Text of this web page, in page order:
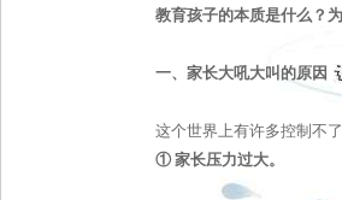
教育孩子的本质是什么？
一、家长大吼大叫的原因
这个世界上有许多控制不
① 家长压力过大。